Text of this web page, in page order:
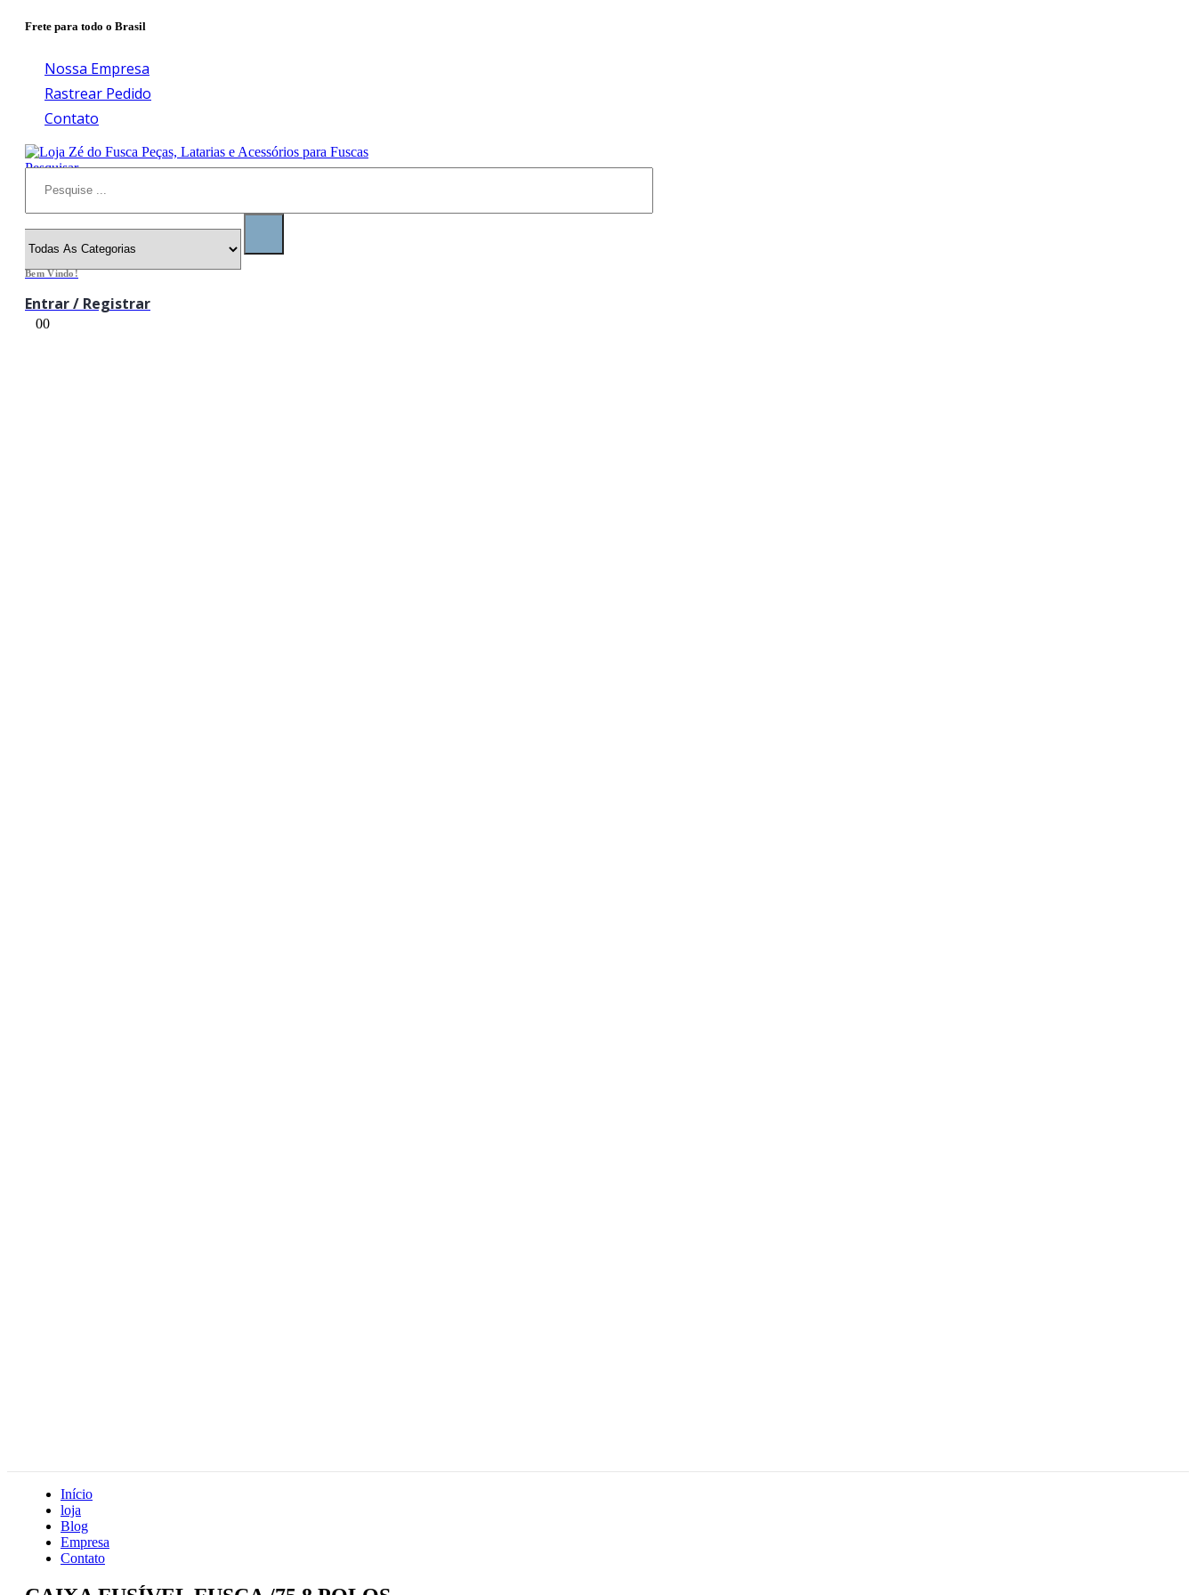
Frete para todo o Brasil
Nossa Empresa
Rastrear Pedido
Contato
Pesquisar
Bem Vindo!
Entrar / Registrar
00
Início
loja
Blog
Empresa
Contato